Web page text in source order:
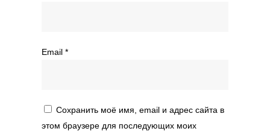
Email *
Сохранить моё имя, email и адрес сайта в
этом браузере для последующих моих